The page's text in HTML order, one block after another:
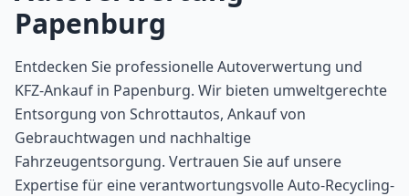
Papenburg
Entdecken Sie professionelle Autoverwertung und
KFZ-Ankauf in Papenburg. Wir bieten umweltgerechte
Entsorgung von Schrottautos, Ankauf von
Gebrauchtwagen und nachhaltige
Fahrzeugentsorgung. Vertrauen Sie auf unsere
Expertise für eine verantwortungsvolle Auto-Recycling-